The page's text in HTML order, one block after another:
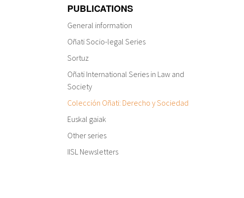
PUBLICATIONS
General information
Oñati Socio-legal Series
Sortuz
Oñati International Series in Law and
Society
Colección Oñati: Derecho y Sociedad
Euskal gaiak
Other series
IISL Newsletters